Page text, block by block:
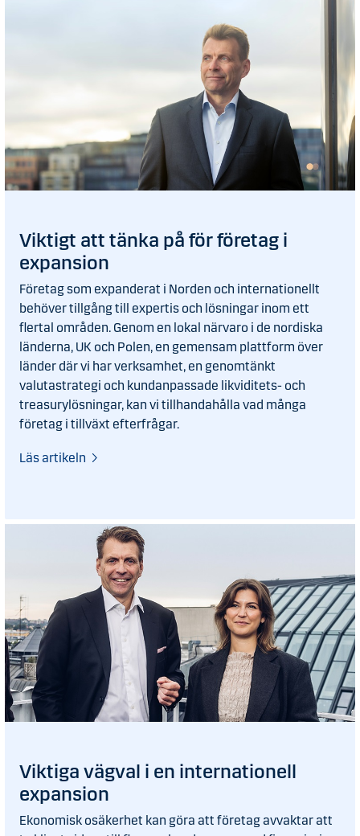
Viktigt att tänka på för företag i
expansion
Företag som expanderat i Norden och internationellt
behöver tillgång till expertis och lösningar inom ett
flertal områden. Genom en lokal närvaro i de nordiska
länderna, UK och Polen, en gemensam plattform över
länder där vi har verksamhet, en genomtänkt
valutastrategi och kundanpassade likviditets- och
treasurylösningar, kan vi tillhandahålla vad många
företag i tillväxt efterfrågar.
Läs artikeln
Viktiga vägval i en internationell
expansion
Ekonomisk osäkerhet kan göra att företag avvaktar att